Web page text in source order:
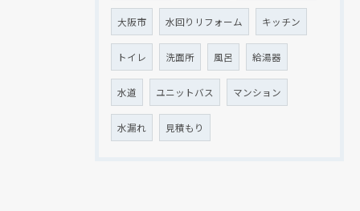
大阪市 水回りリフォーム キッチン
トイレ 洗面所 風呂 給湯器
水道 ユニットバス マンション
水漏れ 見積もり